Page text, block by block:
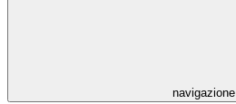
navigazione